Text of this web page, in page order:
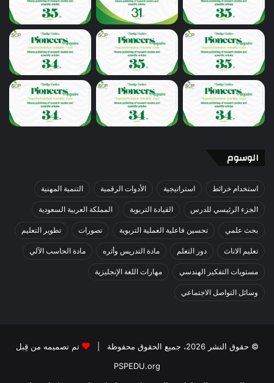
الوسوم
استخدام خرائط استراتيجية الأدوات الرقمية التنمية المهنية
الجزء الرئيسي للدرس القيادة التربوية المملكة العربية السعودية
بحث علمي تحسين فاعلية العملية التربوية تصورات تطوير التعليم
تعليم الاناث دور التعلم مادة التدريس وأثره مادة الحاسب الآلي
مستويات التفكير الهندسي مهارات اللغة الإنجليزية
وسائل التواصل الاجتماعي
© حقوق النشر 2026، جميع الحقوق محفوظة |
تم تصميمه من قِبل
PSPEDU.org